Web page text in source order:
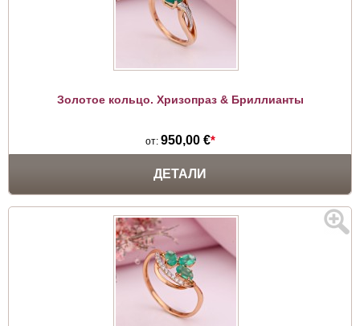
Золотое кольцо. Хризопраз & Бриллианты
от: 950,00 €*
ДЕТАЛИ